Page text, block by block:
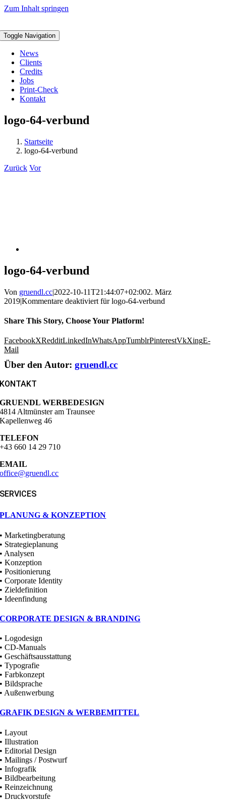
Zum Inhalt springen
Toggle Navigation
News
Clients
Credits
Jobs
Print-Check
Kontakt
logo-64-verbund
Startseite
logo-64-verbund
Zurück Vor
logo-64-verbund
Von gruendl.cc|2022-10-11T21:44:07+02:002. März
2019|Kommentare deaktiviert für logo-64-verbund
Share This Story, Choose Your Platform!
FacebookXRedditLinkedInWhatsAppTumblrPinterestVkXingE-
Mail
Über den Autor: gruendl.cc
KONTAKT
GRUENDL WERBEDESIGN
4814 Altmünster am Traunsee
Kapellenweg 46
TELEFON
+43 660 14 29 710
EMAIL
office@gruendl.cc
SERVICES
PLANUNG & KONZEPTION
• Marketingberatung
• Strategieplanung
• Analysen
• Konzeption
• Positionierung
• Corporate Identity
• Zieldefinition
• Ideenfindung
CORPORATE DESIGN & BRANDING
• Logodesign
• CD-Manuals
• Geschäftsausstattung
• Typografie
• Farbkonzept
• Bildsprache
• Außenwerbung
GRAFIK DESIGN & WERBEMITTEL
• Layout
• Illustration
• Editorial Design
• Mailings / Postwurf
• Infografik
• Bildbearbeitung
• Reinzeichnung
• Druckvorstufe